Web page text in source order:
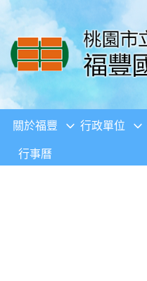
移至網頁之主要內容區位置
關於福豐 行政單位
行事曆